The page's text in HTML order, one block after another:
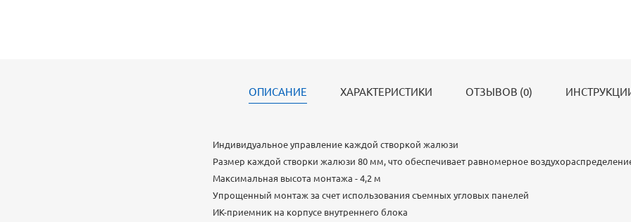
ОПИСАНИЕ ХАРАКТЕРИСТИКИ ОТЗЫВОВ (0)
Индивидуальное управление каждой створкой жалюзи
Размер каждой створки жалюзи 80 мм, что обеспечивает равномерное
Максимальная высота монтажа - 4,2 м
Упрощенный монтаж за счет использования съемных угловых панелей
ИК-приемник на корпусе внутреннего блока